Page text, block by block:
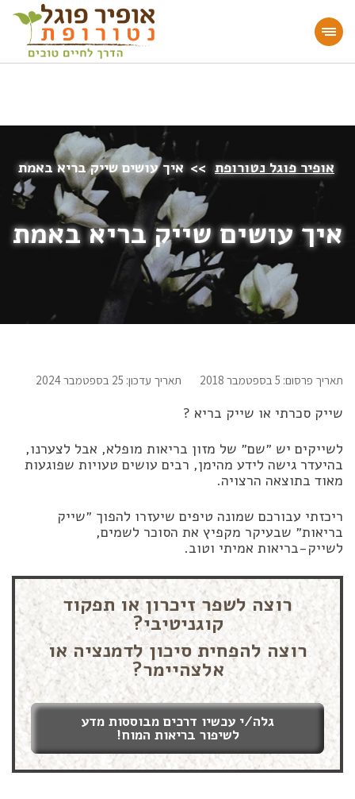
מעוניינים להעמיק או להתחיל דרך חיים בריאה?
הצטרפו לאתר!
אופיר פוגל נטורופת >> איך עושים שייק בריא באמת
איך עושים שייק בריא באמת
תאריך פרסום: 5 בספטמבר 2018 תאריך עדכון: 25 בספטמבר 2024
שייק סכרתי או שייק בריא ?
לשייקים יש ״שם״ של מזון בריאות מופלא, אבל לצערנו,
בהיעדר גישה לידע מהימן, רבים עושים טעויות שפוגעות
מאוד בתוצאה הרצויה.
ריכזתי עבורכם שמונה טיפים שיעזרו להפוך ״שייק
בריאות״ שבעיקר מקפיץ את הסוכר לשמים,
לשייק-בריאות אמיתי וטוב.
רוצה לשפר זיכרון או תפקוד
קוגניטיבי?
רוצה להפחית סיכון לדמנציה או
אלצהיימר?
גלה/י עכשיו דרכים מבוססות מדע
לשיפור בריאות המוח!